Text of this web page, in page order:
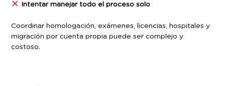
Intentar manejar todo el proceso solo
Coordinar homologación, exámenes, licencias, hospitales y
migración por cuenta propia puede ser complejo y
costoso.